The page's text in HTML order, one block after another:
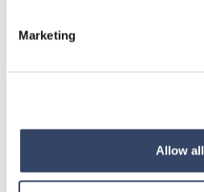
Marketing
Allow all
Alle Kategorien